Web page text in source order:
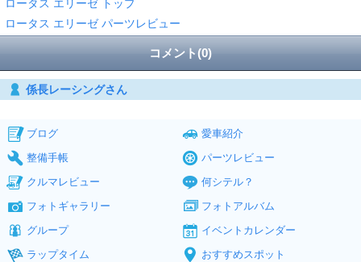
ロータス エリーゼ トップ
ロータス エリーゼ パーツレビュー
コメント(0)
係長レーシングさん
ブログ
愛車紹介
整備手帳
パーツレビュー
クルマレビュー
何シテル？
フォトギャラリー
フォトアルバム
グループ
イベントカレンダー
ラップタイム
おすすめスポット